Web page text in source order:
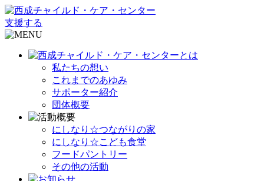
支援する
私たちの想い
これまでのあゆみ
サポーター紹介
団体概要
にしなり☆つながりの家
にしなり☆こども食堂
フードパントリー
その他の活動